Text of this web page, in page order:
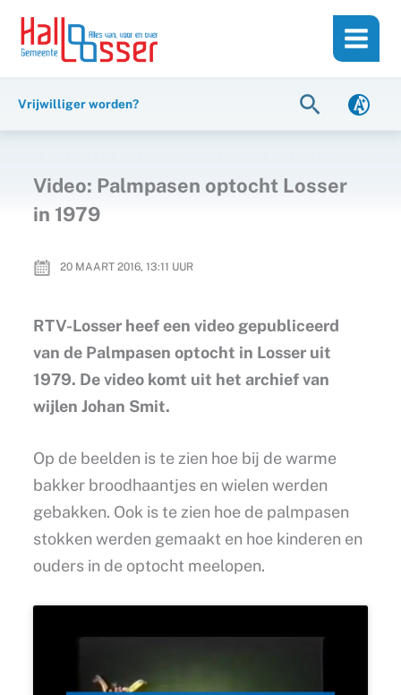
inhoud
naar
Vrijwilliger worden? Zoeken
Video: Palmpasen optocht Losser
in 1979
20 MAART 2016, 13:11 UUR
RTV-Losser heef een video gepubliceerd
van de Palmpasen optocht in Losser uit
1979. De video komt uit het archief van
wijlen Johan Smit.
Op de beelden is te zien hoe bij de warme
bakker broodhaantjes en wielen werden
gebakken. Ook is te zien hoe de palmpasen
stokken werden gemaakt en hoe kinderen en
ouders in de optocht meelopen.